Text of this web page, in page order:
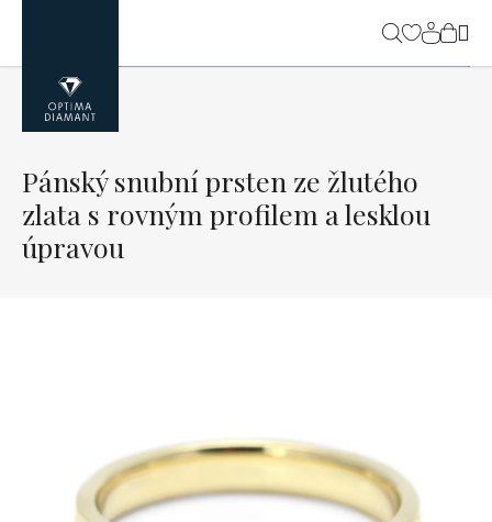
obsah
Pánský snubní prsten ze žlutého
zlata s rovným profilem a lesklou
úpravou